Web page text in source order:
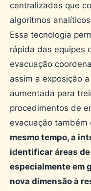
centralizadas que
algoritmos
Essa tecnologia
rápida das equipes
evacuação
assim a exposição
aumentada para
procedimentos de
evacuação também
mesmo tempo, a
identificar áreas
especialmente em
nova dimensão à